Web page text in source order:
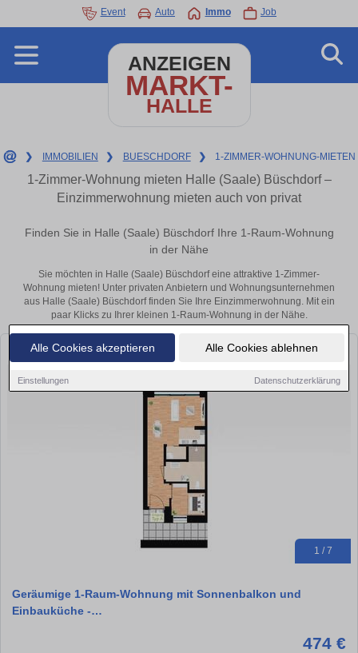
Alle Cookies akzeptieren Alle Cookies ablehnen
Einstellungen Datenschutzerklärung
Event Auto Immo Job
ANZEIGEN
MARKT-
HALLE
❯ IMMOBILIEN ❯ BUESCHDORF ❯ 1-ZIMMER-WOHNUNG-MIETEN
1-Zimmer-Wohnung mieten Halle (Saale) Büschdorf –
Einzimmerwohnung mieten auch von privat
Finden Sie in Halle (Saale) Büschdorf Ihre 1-Raum-Wohnung
in der Nähe
Sie möchten in Halle (Saale) Büschdorf eine attraktive 1-Zimmer-
Wohnung mieten! Unter privaten Anbietern und Wohnungsunternehmen
aus Halle (Saale) Büschdorf finden Sie Ihre Einzimmerwohnung. Mit ein
paar Klicks zu Ihrer kleinen 1-Raum-Wohnung in der Nähe.
1 / 7
Geräumige 1-Raum-Wohnung mit Sonnenbalkon und
Einbauküche -…
474 €